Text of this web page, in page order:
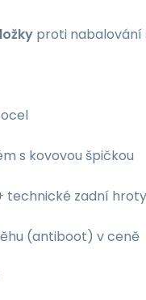
proti nabalování
s kovovou špičkou
technické zadní hroty
(antiboot) v ceně